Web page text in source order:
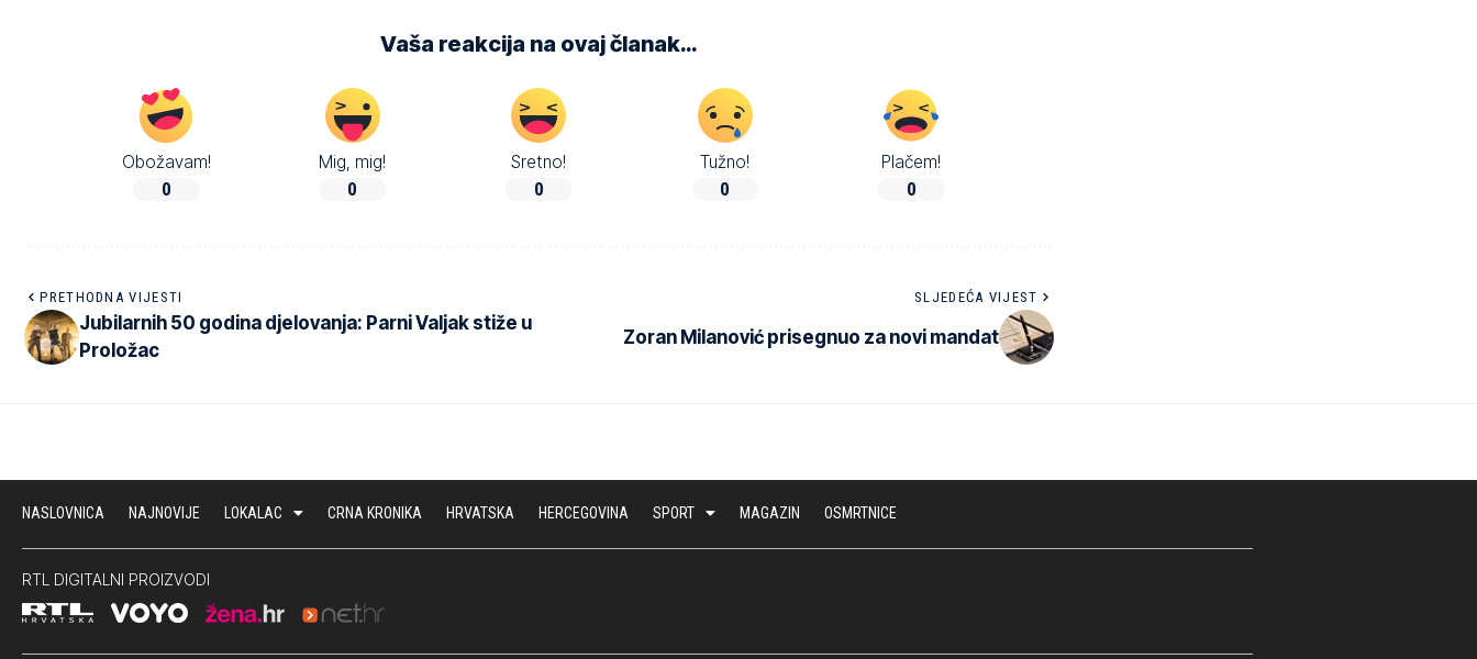
Vaša reakcija na ovaj članak…
Obožavam!
0
Mig, mig!
0
Sretno!
0
Tužno!
0
Plačem!
0
PRETHODNA VIJESTI
Jubilarnih 50 godina djelovanja: Parni Valjak stiže u
Proložac
SLJEDEĆA VIJEST
Zoran Milanović prisegnuo za novi mandat
NASLOVNICA NAJNOVIJE LOKALAC CRNA KRONIKA HRVATSKA HERCEGOVINA SPORT MAGAZIN OSMRTNICE
RTL DIGITALNI PROIZVODI